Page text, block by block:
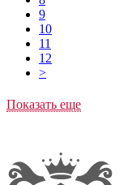
9
10
11
12
>
Показать еще